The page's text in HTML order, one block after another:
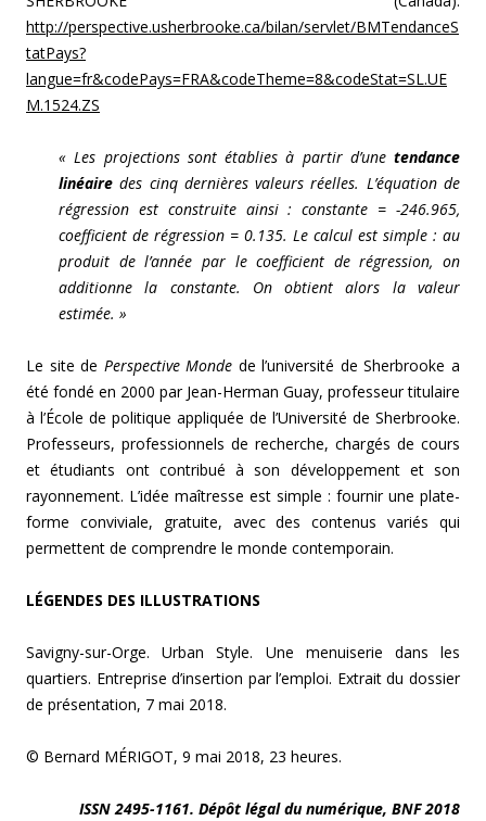
http://perspective.usherbrooke.ca/bilan/servlet/BMTendanceS
tatPays?
langue=fr&codePays=FRA&codeTheme=8&codeStat=SL.UE
M.1524.ZS
« Les projections sont établies à partir d’une tendance
linéaire des cinq dernières valeurs réelles. L’équation de
régression est construite ainsi : constante = -246.965,
coefficient de régression = 0.135. Le calcul est simple : au
produit de l’année par le coefficient de régression, on
additionne la constante. On obtient alors la valeur
estimée. »
Le site de Perspective Monde de l’université de Sherbrooke a
été fondé en 2000 par Jean-Herman Guay, professeur titulaire
à l’École de politique appliquée de l’Université de Sherbrooke.
Professeurs, professionnels de recherche, chargés de cours
et étudiants ont contribué à son développement et son
rayonnement. L’idée maîtresse est simple : fournir une plate-
forme conviviale, gratuite, avec des contenus variés qui
permettent de comprendre le monde contemporain.
LÉGENDES DES ILLUSTRATIONS
Savigny-sur-Orge. Urban Style. Une menuiserie dans les
quartiers. Entreprise d’insertion par l’emploi. Extrait du dossier
de présentation, 7 mai 2018.
© Bernard MÉRIGOT, 9 mai 2018, 23 heures.
ISSN 2495-1161. Dépôt légal du numérique, BNF 2018